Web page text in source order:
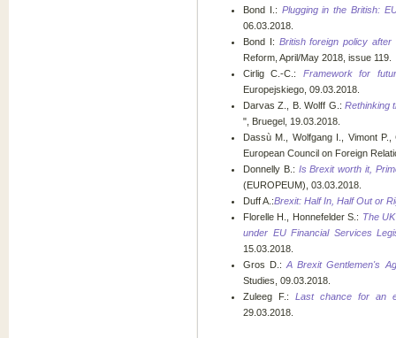
Bond I.: Plugging in the British:
06.03.2018.
Bond I: British foreign policy
Reform, April/May 2018, issue 119.
Cirlig C.-C.: Framework for
Europejskiego, 09.03.2018.
Darvas Z., B. Wolff G.: Rethinking
", Bruegel, 19.03.2018.
Dassù M., Wolfgang I., Vimont
European Council on Foreign
Donnelly B.: Is Brexit worth it,
(EUROPEUM), 03.03.2018.
Duff A.:Brexit: Half In, Half Out or
Florelle H., Honnefelder S.: The
under EU Financial Services
15.03.2018.
Gros D.:A Brexit Gentlemen's
Studies, 09.03.2018.
Zuleeg F.:Last chance for an
29.03.2018.